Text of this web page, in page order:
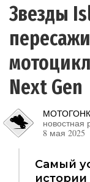
Звезды
Next Gen
новостная
8 мая 2025
Самый
истории